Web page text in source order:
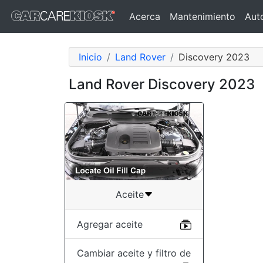
Acerca Mantenimiento
Inicio Land Rover Discovery 2023
Land Rover Discovery 2023
Aceite
Agregar aceite
Cambiar aceite y filtro de